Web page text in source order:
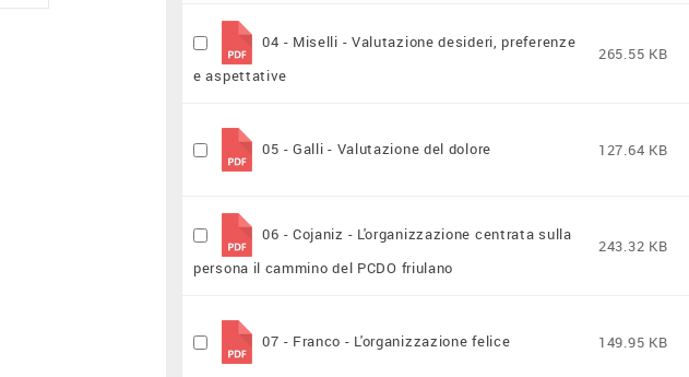
04 - Miselli - Valutazione desideri, preferenze
e aspettative
265.55 KB
05 - Galli - Valutazione del dolore 127.64 KB
06 - Cojaniz - L'organizzazione centrata sulla
persona il cammino del PCDO friulano
243.32 KB
07 - Franco - L'organizzazione felice 149.95 KB